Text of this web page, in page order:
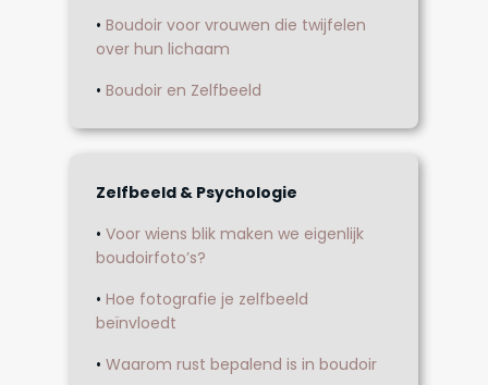
• Boudoir voor vrouwen die twijfelen
over hun lichaam
• Boudoir en Zelfbeeld
• Voor wiens blik maken we eigenlijk
boudoirfoto’s?
• Hoe fotografie je zelfbeeld
beïnvloedt
• Waarom rust bepalend is in boudoir
Zelfbeeld & Psychologie